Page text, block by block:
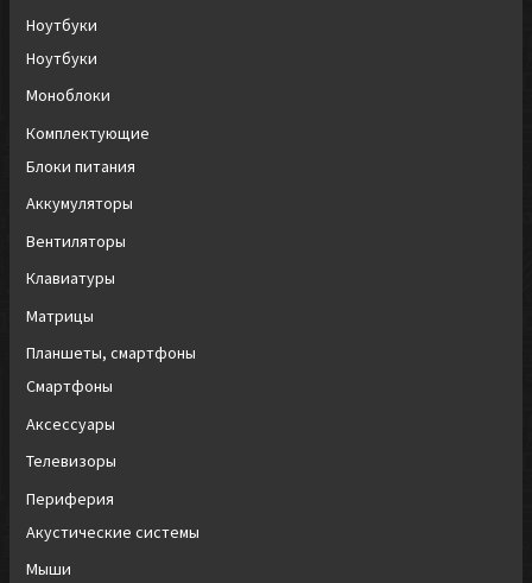
Ноутбуки
Ноутбуки
Моноблоки
Комплектующие
Блоки питания
Аккумуляторы
Вентиляторы
Клавиатуры
Матрицы
Планшеты, смартфоны
Смартфоны
Аксессуары
Телевизоры
Периферия
Акустические системы
Мыши